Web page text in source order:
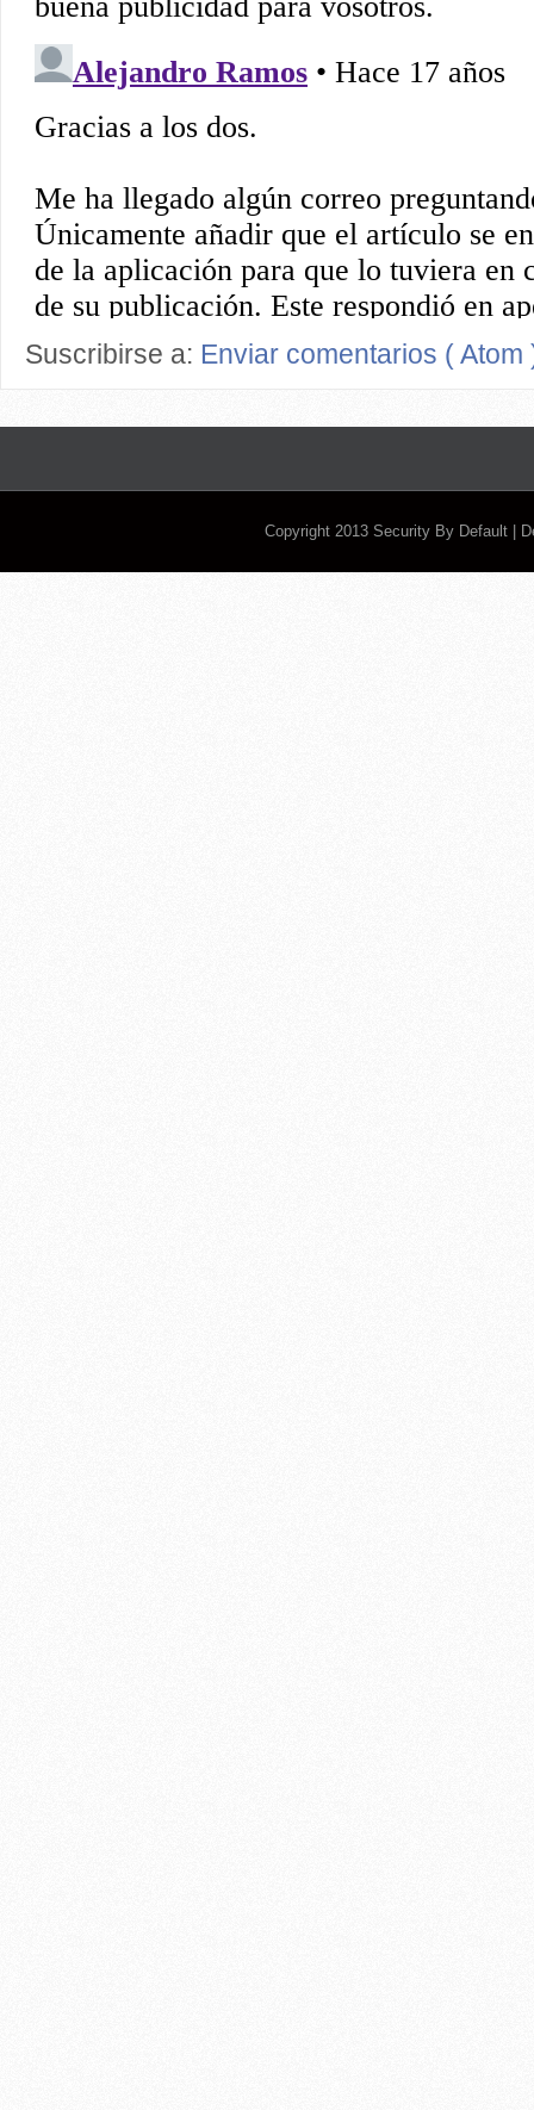
Suscribirse a: Enviar comentarios ( Atom
Copyright 2013 Security By Default |